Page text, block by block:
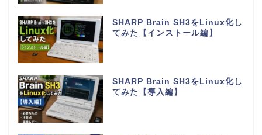
SHARP Brain SH3をLinux化し
てみた【インストール編】
SHARP Brain SH3をLinux化し
てみた【導入編】